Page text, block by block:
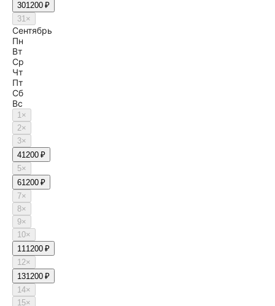
301200 ₽
31×
Сентябрь
Пн
Вт
Ср
Чт
Пт
Сб
Вс
1×
2×
3×
41200 ₽
5×
61200 ₽
7×
8×
9×
10×
111200 ₽
12×
131200 ₽
14×
15×